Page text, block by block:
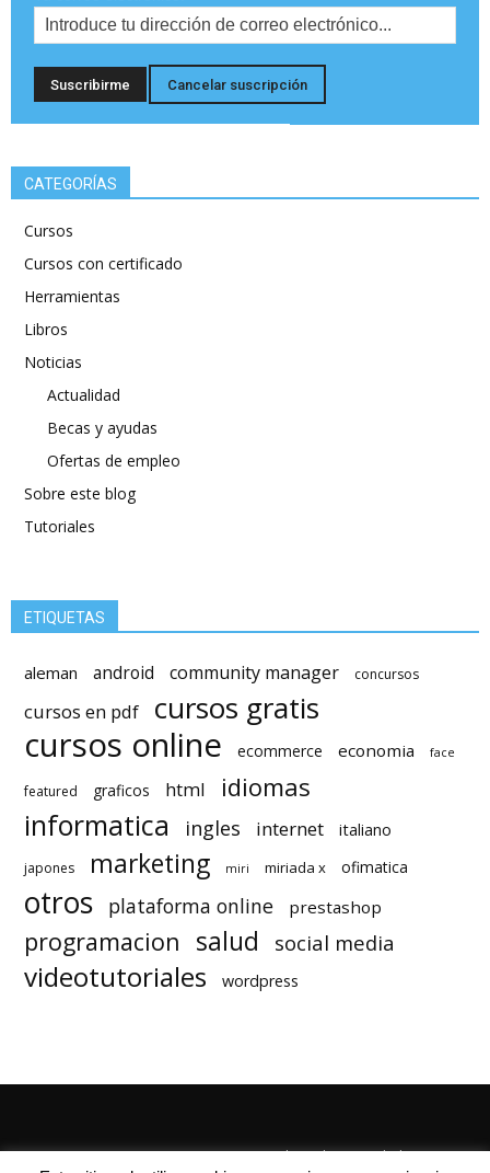
CATEGORÍAS
Cursos
Cursos con certificado
Herramientas
Libros
Noticias
Actualidad
Becas y ayudas
Ofertas de empleo
Sobre este blog
Tutoriales
ETIQUETAS
aleman android community manager concursos
cursos en pdf cursos gratis
cursos online ecommerce economia face
featured graficos html idiomas
informatica ingles internet italiano
japones marketing miri miriada x ofimatica
otros plataforma online prestashop
programacion salud social media
videotutoriales wordpress
Quienes Somos Autores
Politica de Privacidad